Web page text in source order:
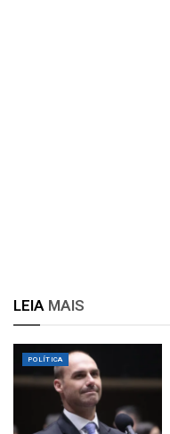
LEIA MAIS
POLÍTICA